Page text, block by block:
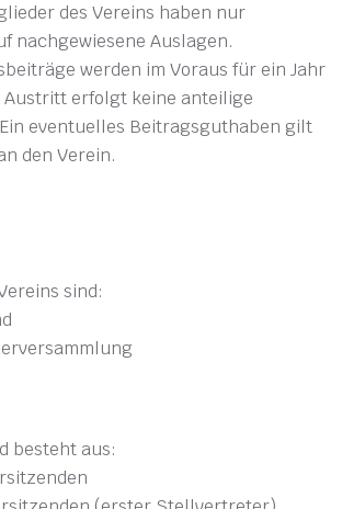
des Vereins haben nur
nachgewiesene Auslagen.
werden im Voraus für ein Jahr
Austritt erfolgt keine anteilige
eventuelles Beitragsguthaben gilt
den Verein.
sind:
besteht aus: